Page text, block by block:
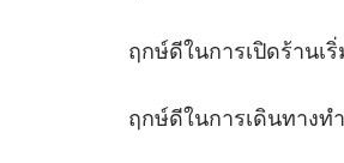
ฤกษ์ดีในการเปิดร้า
ฤกษ์ดีในการเดินท